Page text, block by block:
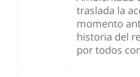
traslada la
momento
historia del
por todos